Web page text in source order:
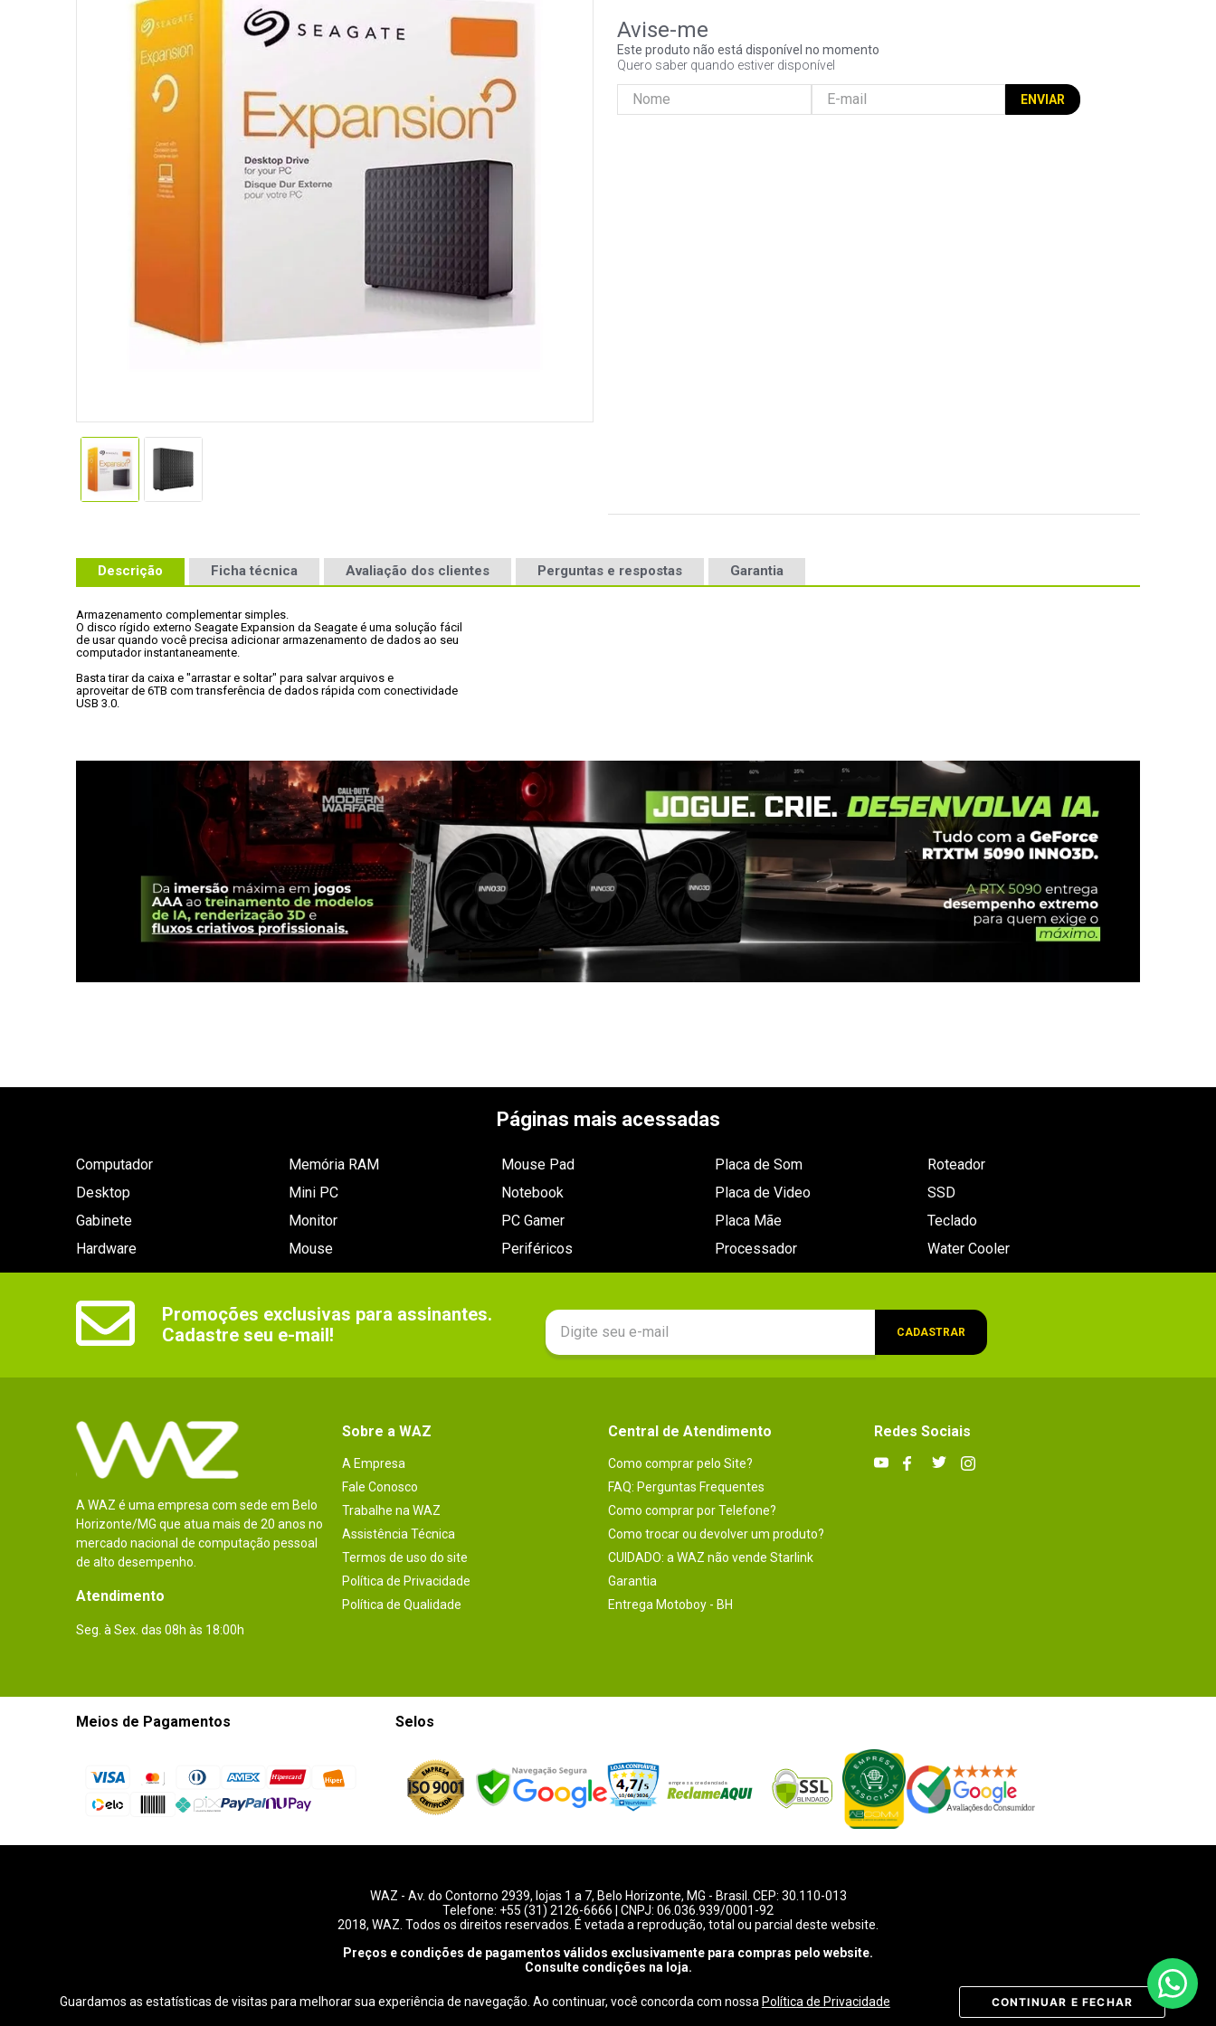
Este produto não está disponível no momento
Quero saber quando estiver disponível
ENVIAR
Descrição Ficha técnica Avaliação dos clientes Perguntas e respostas Garantia
Armazenamento complementar simples.
O disco rígido externo Seagate Expansion da Seagate é uma solução fácil
de usar quando você precisa adicionar armazenamento de dados ao seu
computador instantaneamente.
Basta tirar da caixa e "arrastar e soltar" para salvar arquivos e
aproveitar de 6TB com transferência de dados rápida com conectividade
USB 3.0.
Páginas mais acessadas
Computador
Desktop
Gabinete
Hardware
Memória RAM
Mini PC
Monitor
Mouse
Mouse Pad
Notebook
PC Gamer
Periféricos
Placa de Som
Placa de Video
Placa Mãe
Processador
Roteador
SSD
Teclado
Water Cooler
Promoções exclusivas para assinantes.
Cadastre seu e-mail!
CADASTRAR
A WAZ é uma empresa com sede em Belo
Horizonte/MG que atua mais de 20 anos no
mercado nacional de computação pessoal
de alto desempenho.
Atendimento
Seg. à Sex. das 08h às 18:00h
Sobre a WAZ
A Empresa
Fale Conosco
Trabalhe na WAZ
Assistência Técnica
Termos de uso do site
Política de Privacidade
Política de Qualidade
Central de Atendimento
Como comprar pelo Site?
FAQ: Perguntas Frequentes
Como comprar por Telefone?
Como trocar ou devolver um produto?
CUIDADO: a WAZ não vende Starlink
Garantia
Entrega Motoboy - BH
Redes Sociais
Meios de Pagamentos Selos
WAZ - Av. do Contorno 2939, lojas 1 a 7, Belo Horizonte, MG - Brasil. CEP: 30.110-013
Telefone: +55 (31) 2126-6666 | CNPJ: 06.036.939/0001-92
2018, WAZ. Todos os direitos reservados. É vetada a reprodução, total ou parcial deste website.
Preços e condições de pagamentos válidos exclusivamente para compras pelo website.
Consulte condições na loja.
Guardamos as estatísticas de visitas para melhorar sua experiência de navegação. Ao continuar, você concorda com nossa Política de Privacidade CONTINUAR E FECHAR
10º jonsbo